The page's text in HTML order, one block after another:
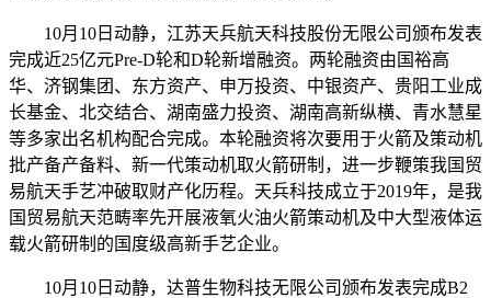
10月10日动静，江苏天兵航天科技股份无限公司颁布发表
完成近25亿元Pre-D轮和D轮新增融资。两轮融资由国裕高
华、济钢集团、东方资产、申万投资、中银资产、贵阳工业成
长基金、北交结合、湖南盛力投资、湖南高新纵横、青水慧星
等多家出名机构配合完成。本轮融资将次要用于火箭及策动机
批产备产备料、新一代策动机取火箭研制，进一步鞭策我国贸
易航天手艺冲破取财产化历程。天兵科技成立于2019年，是我
国贸易航天范畴率先开展液氧火油火箭策动机及中大型液体运
载火箭研制的国度级高新手艺企业。
10月10日动静，达普生物科技无限公司颁布发表完成B2